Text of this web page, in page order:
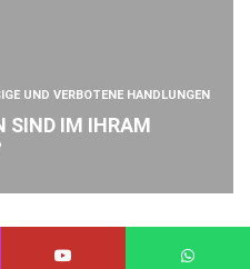
UND VERBOTENE HANDLUNGEN
SIND IM IHRAM